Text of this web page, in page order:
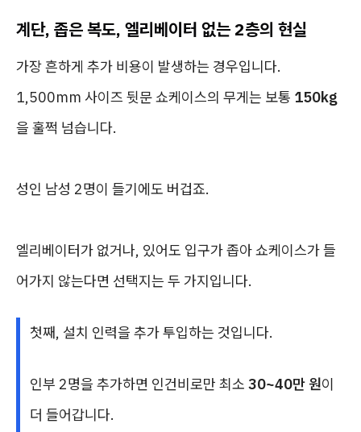
계단, 좁은 복도, 엘리베이터 없는 2층의 현실
가장 흔하게 추가 비용이 발생하는 경우입니다.
1,500mm 사이즈 뒷문 쇼케이스의 무게는 보통 150kg
을 훌쩍 넘습니다.
성인 남성 2명이 들기에도 버겁죠.
엘리베이터가 없거나, 있어도 입구가 좁아 쇼케이스가 들
어가지 않는다면 선택지는 두 가지입니다.
첫째, 설치 인력을 추가 투입하는 것입니다.
인부 2명을 추가하면 인건비로만 최소 30~40만 원이
더 들어갑니다.